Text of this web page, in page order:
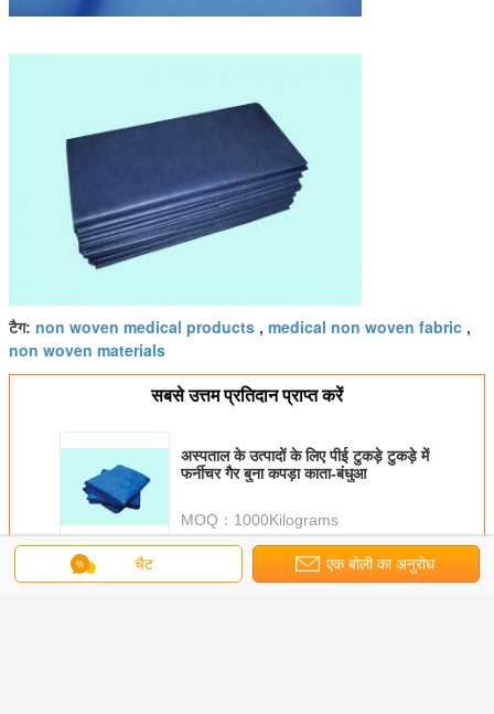
टैग: non woven medical products , medical non woven fabric ,
non woven materials
सबसे उत्तम प्रतिदान प्राप्त करें
अस्पताल के उत्पादों के लिए पीई टुकड़े टुकड़े में
फर्नीचर गैर बुना कपड़ा काता-बंधुआ
MOQ： 1000Kilograms
चैट एक बोली का अनुरोध